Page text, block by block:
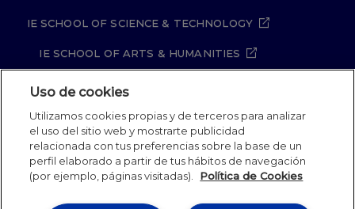
IE SCHOOL OF SCIENCE & TECHNOLOGY
IE SCHOOL OF ARTS & HUMANITIES
Aviso legal
Política de Privacidad
Política de Cookies
Política de seguridad
Student Academic Standards
Canal Compliance
Uso de cookies
Utilizamos cookies propias y de terceros para analizar
el uso del sitio web y mostrarte publicidad
relacionada con tus preferencias sobre la base de un
perfil elaborado a partir de tus hábitos de navegación
(por ejemplo, páginas visitadas).
Política de Cookies